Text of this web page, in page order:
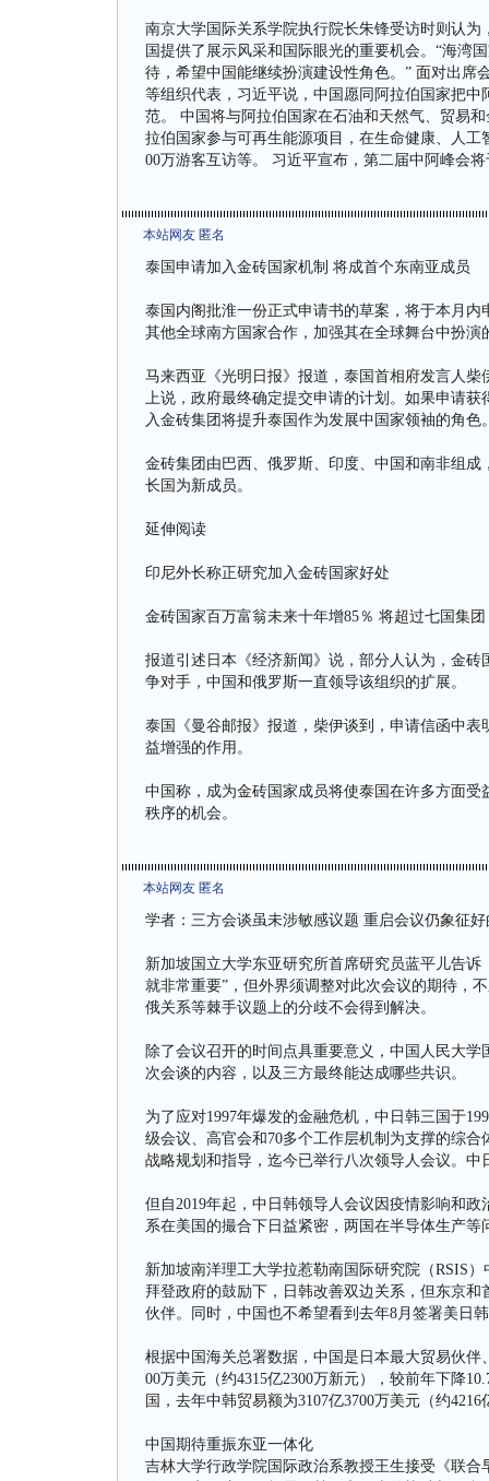
南京大学国际关系学院执行院长朱锋受访时则认
国提供了展示风采和国际眼光的重要机会。“海湾
待，希望中国能继续扮演建设性角色。” 面对出席
等组织代表，习近平说，中国愿同阿拉伯国家把
范。 中国将与阿拉伯国家在石油和天然气、贸易
拉伯国家参与可再生能源项目，在生命健康、人
00万游客互访等。 习近平宣布，第二届中阿峰会
本站网友 匿名
泰国申请加入金砖国家机制 将成首个东南亚成员
泰国内阁批淮一份正式申请书的草案，将于本月
其他全球南方国家合作，加强其在全球舞台中扮演
马来西亚《光明日报》报道，泰国首相府发言人柴
上说，政府最终确定提交申请的计划。如果申请
入金砖集团将提升泰国作为发展中国家领袖的角色
金砖集团由巴西、俄罗斯、印度、中国和南非组
长国为新成员。
延伸阅读
印尼外长称正研究加入金砖国家好处
金砖国家百万富翁未来十年增85％ 将超过七国集团
报道引述日本《经济新闻》说，部分人认为，金
争对手，中国和俄罗斯一直领导该组织的扩展。
泰国《曼谷邮报》报道，柴伊谈到，申请信函中
益增强的作用。
中国称，成为金砖国家成员将使泰国在许多方面
秩序的机会。
本站网友 匿名
学者：三方会谈虽未涉敏感议题 重启会议仍象征好
新加坡国立大学东亚研究所首席研究员蓝平儿告
就非常重要”，但外界须调整对此次会议的期待，
俄关系等棘手议题上的分歧不会得到解决。
除了会议召开的时间点具重要意义，中国人民大
次会谈的内容，以及三方最终能达成哪些共识。
为了应对1997年爆发的金融危机，中日韩三国于
级会议、高官会和70多个工作层机制为支撑的综
战略规划和指导，迄今已举行八次领导人会议。
但自2019年起，中日韩领导人会议因疫情影响和
系在美国的撮合下日益紧密，两国在半导体生产
新加坡南洋理工大学拉惹勒南国际研究院（RSIS
拜登政府的鼓励下，日韩改善双边关系，但东京
伙伴。同时，中国也不希望看到去年8月签署美日
根据中国海关总署数据，中国是日本最大贸易伙
00万美元（约4315亿2300万新元），较前年下降
国，去年中韩贸易额为3107亿3700万美元（约
中国期待重振东亚一体化
吉林大学行政学院国际政治系教授王生接受《联